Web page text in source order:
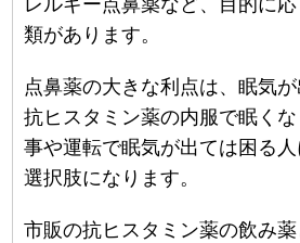
レルギー点鼻薬など、目的に
類があります。
点鼻薬の大きな利点は、眠気が
抗ヒスタミン薬の内服で眠く
事や運転で眠気が出ては困る
選択肢になります。
市販の抗ヒスタミン薬の飲み